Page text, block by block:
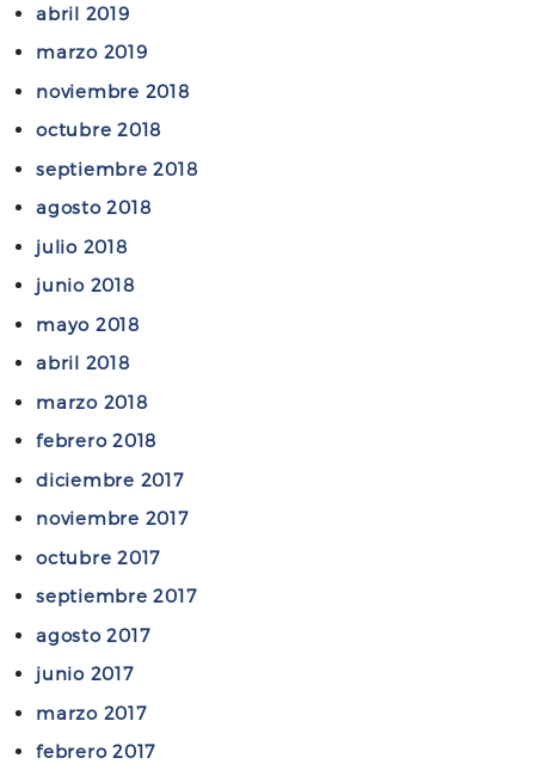
abril 2019
marzo 2019
noviembre 2018
octubre 2018
septiembre 2018
agosto 2018
julio 2018
junio 2018
mayo 2018
abril 2018
marzo 2018
febrero 2018
diciembre 2017
noviembre 2017
octubre 2017
septiembre 2017
agosto 2017
junio 2017
marzo 2017
febrero 2017